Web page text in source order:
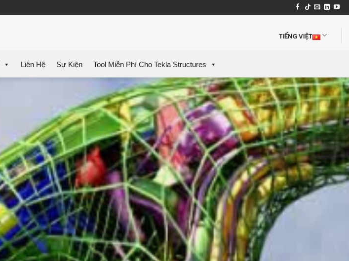
TIẾNG VIỆT
Liên Hệ Sự Kiện Tool Miễn Phí Cho Tekla Structures